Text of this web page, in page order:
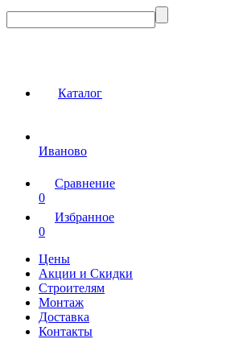
Каталог
Иваново
Сравнение
0
Избранное
0
Цены
Акции и Скидки
Строителям
Монтаж
Доставка
Контакты